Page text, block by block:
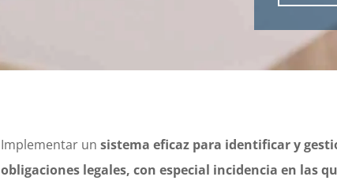
Implementar un sistema eficaz para identificar y
obligaciones legales, con especial incidencia en las